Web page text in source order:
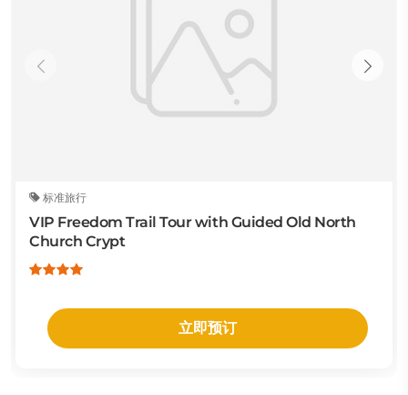
标准旅行
VIP Freedom Trail Tour with Guided Old North
Church Crypt
立即预订